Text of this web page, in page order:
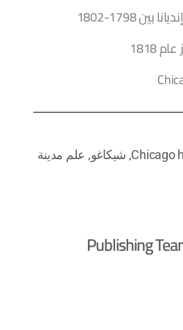
1798-1802
1818
Chicago
, شيكاغو, علم مدينة
Publishing